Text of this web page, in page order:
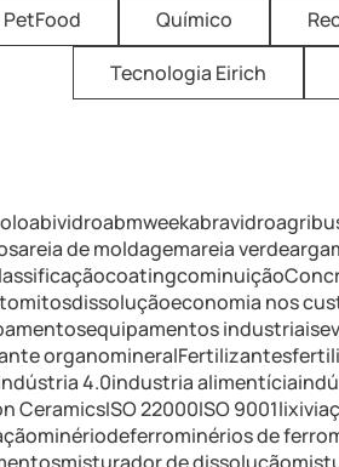
PetFood Químico
Tecnologia Eirich
abividroabmweekabravidro
areia de moldagemareia verde
coatingcominuição
dissoluçãoeconomia nos
equipamentos industriais
organomineralFertilizantes
4.0industria alimentícia
CeramicsISO 22000ISO 9001
minériodeferrominérios de ferro